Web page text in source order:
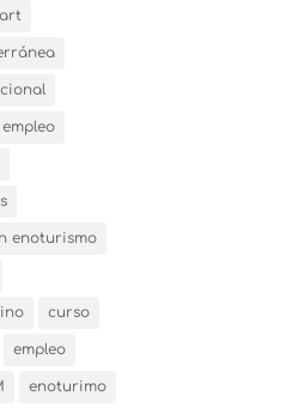
enoturismo
curso
empleo
enoturimo